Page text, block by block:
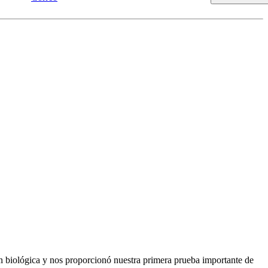
y nos proporcionó nuestra primera prueba importante de